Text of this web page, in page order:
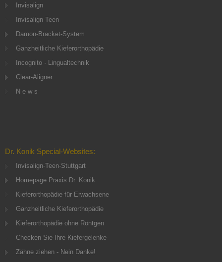
Invisalign
Invisalign Teen
Damon-Bracket-System
Ganzheitliche Kieferorthopädie
Incognito · Lingualtechnik
Clear-Aligner
N e w s
Dr. Konik Special-Websites:
Invisalign-Teen-Stuttgart
Homepage Praxis Dr. Konik
Kieferorthopädie für Erwachsene
Ganzheitliche Kieferorthopädie
Kieferorthopädie ohne Röntgen
Checken Sie Ihre Kiefergelenke
Zähne ziehen - Nein Danke!